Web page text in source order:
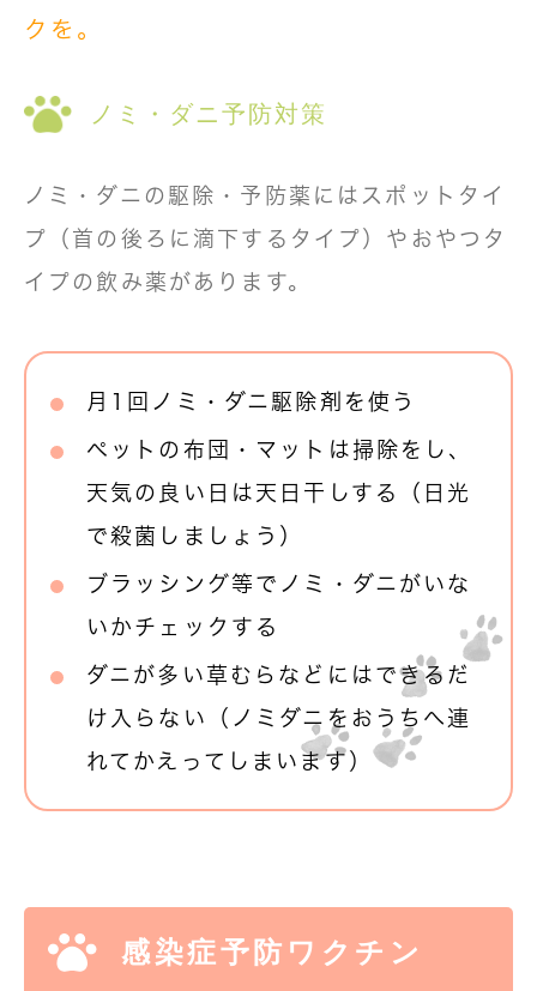
クを。
ノミ・ダニ予防対策
ノミ・ダニの駆除・予防薬にはスポットタイ
プ（首の後ろに滴下するタイプ）やおやつタ
イプの飲み薬があります。
月1回ノミ・ダニ駆除剤を使う
ペットの布団・マットは掃除をし、
天気の良い日は天日干しする（日光
で殺菌しましょう）
ブラッシング等でノミ・ダニがいな
いかチェックする
ダニが多い草むらなどにはできるだ
け入らない（ノミダニをおうちへ連
れてかえってしまいます）
感染症予防ワクチン